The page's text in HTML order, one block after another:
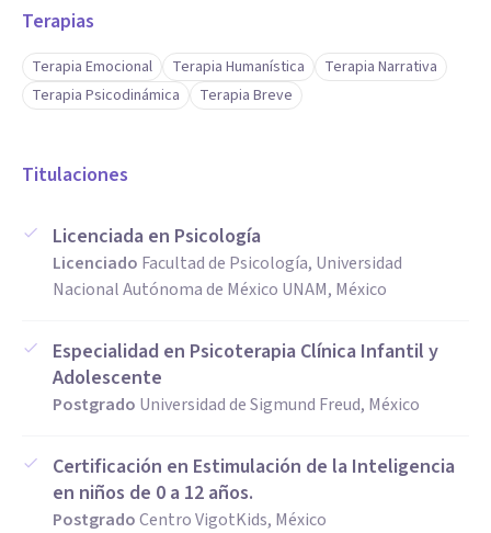
Terapias
Terapia Emocional Terapia Humanística
Terapia Narrativa
Terapia Psicodinámica
Terapia Breve
Titulaciones
Licenciada en Psicología
Licenciado Facultad de Psicología, Universidad
Nacional Autónoma de México UNAM, México
Especialidad en Psicoterapia Clínica Infantil y
Adolescente
Postgrado Universidad de Sigmund Freud, México
Certificación en Estimulación de la Inteligencia
en niños de 0 a 12 años.
PostgradoCentro VigotKids, México